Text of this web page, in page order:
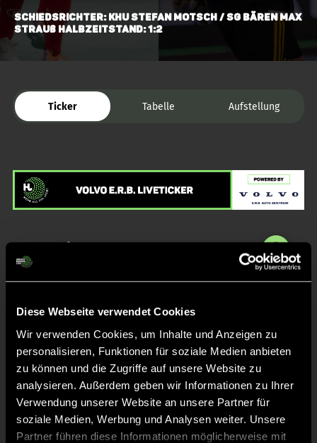
Diese Webseite verwendet Cookies
Wir verwenden Cookies, um Inhalte und Anzeigen zu
personalisieren, Funktionen für soziale Medien anbieten
zu können und die Zugriffe auf unsere Website zu
analysieren. Außerdem geben wir Informationen zu Ihrer
Verwendung unserer Website an unsere Partner für
soziale Medien, Werbung und Analysen weiter. Unsere
Partner führen diese Informationen möglicherweise mit
Schiedsrichter: KHU Stefan Motsch / SG Bären Max
Strauß Halbzeitstand: 1:2
Ticker Tabelle Aufstellung
Liveticker
Spiel beendet
20' TOR 1:4, FELDTOR
19' TOR 1:3, FELDTOR